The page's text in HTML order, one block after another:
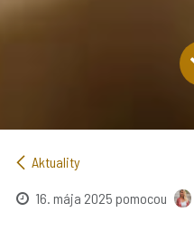
Aktuality
16. mája 2025 pomocou